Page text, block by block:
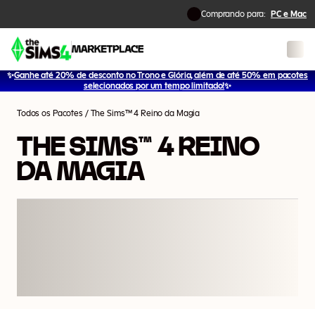
Comprando para: PC e Mac
✨Ganhe até 20% de desconto no Trono e Glória, além de até 50% em pacotes
selecionados por um tempo limitado!✨
1/13
Todos os Pacotes / The Sims™ 4 Reino da Magia
THE SIMS™ 4 REINO
DA MAGIA